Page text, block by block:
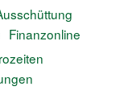
Finanzonline